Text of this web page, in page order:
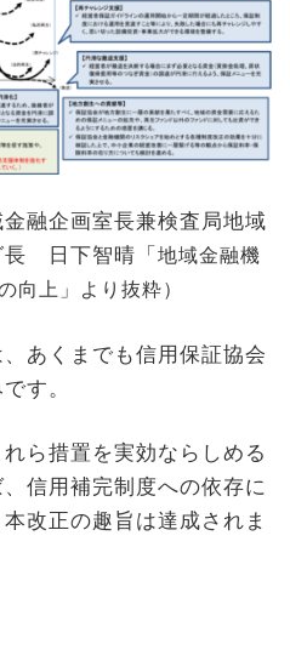
金融企画室長兼検査局地域
長 日下智晴「 地域金融機
向上」より抜粋）
あくまでも信用保証協会
す。
ら措置を実効ならしめる
信用補完制度への依存に
改正の趣旨は達成されま